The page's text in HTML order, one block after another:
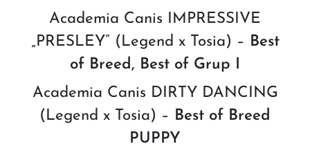
Academia Canis IMPRESSIVE
„PRESLEY” (Legend x Tosia) – Best
of Breed, Best of Grup I
Academia Canis DIRTY DANCING
(Legend x Tosia) – Best of Breed
PUPPY